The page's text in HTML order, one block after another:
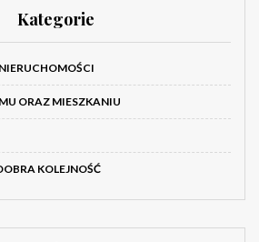
Kategorie
ORAZ MIESZKANIU
KOLEJNOŚĆ